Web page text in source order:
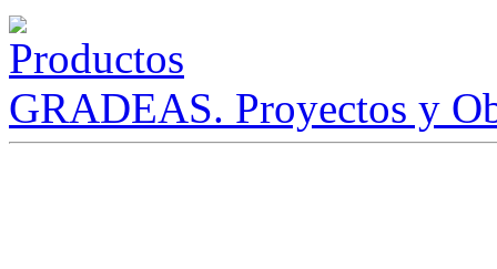
GRADEAS. Proyectos y